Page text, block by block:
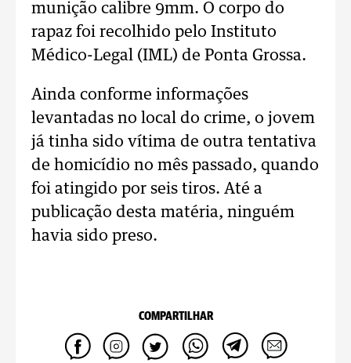
munição calibre 9mm. O corpo do
rapaz foi recolhido pelo Instituto
Médico-Legal (IML) de Ponta Grossa.
Ainda conforme informações
levantadas no local do crime, o jovem
já tinha sido vítima de outra tentativa
de homicídio no mês passado, quando
foi atingido por seis tiros. Até a
publicação desta matéria, ninguém
havia sido preso.
COMPARTILHAR